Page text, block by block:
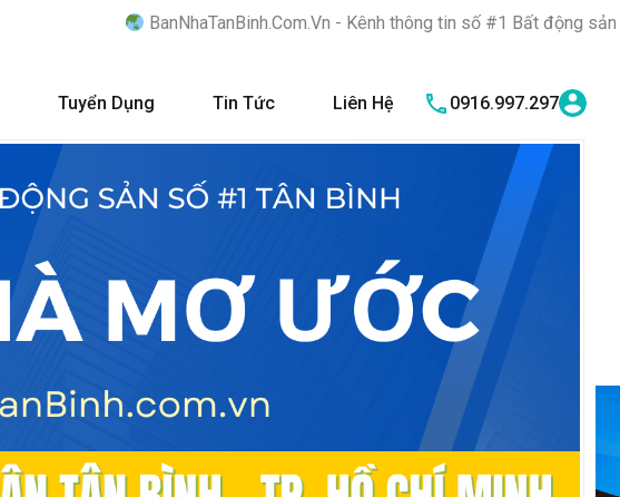
BanNhaTanBinh.Com.Vn - Kênh thông tin số #1 Bất động sản quận Tân Bình
Tuyển Dụng Tin Tức Liên Hệ 0916.997.297